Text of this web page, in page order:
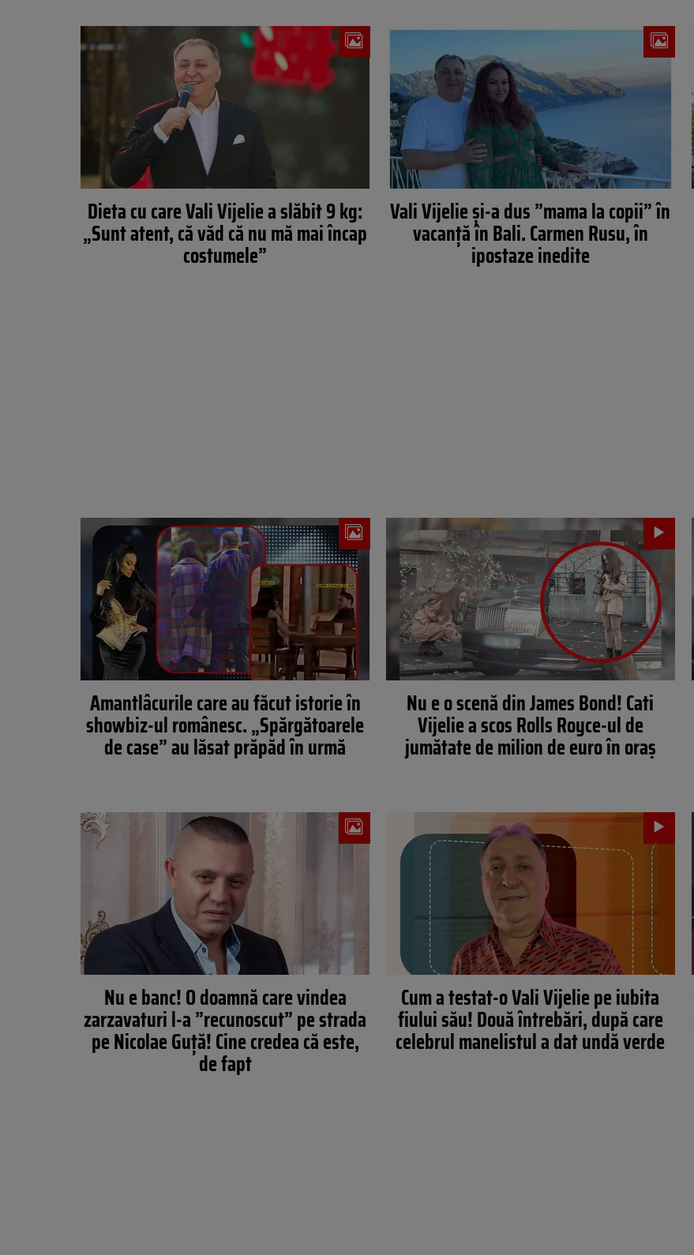
Dieta cu care Vali Vijelie a slăbit 9 kg:
„Sunt atent, că văd că nu mă mai încap
costumele”
Vali Vijelie și-a dus ”mama la copii” în
vacanță în Bali. Carmen Rusu, în
ipostaze inedite
Amantlâcurile care au făcut istorie în
showbiz-ul românesc. „Spărgătoarele
de case” au lăsat prăpăd în urmă
Nu e o scenă din James Bond! Cati
Vijelie a scos Rolls Royce-ul de
jumătate de milion de euro în oraș
Nu e banc! O doamnă care vindea
zarzavaturi l-a ”recunoscut” pe strada
pe Nicolae Guță! Cine credea că este,
de fapt
Cum a testat-o Vali Vijelie pe iubita
fiului său! Două întrebări, după care
celebrul manelistul a dat undă verde